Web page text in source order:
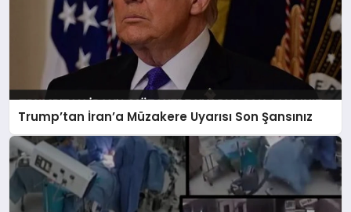
Trump’tan İran’a Müzakere Uyarısı Son Şansınız